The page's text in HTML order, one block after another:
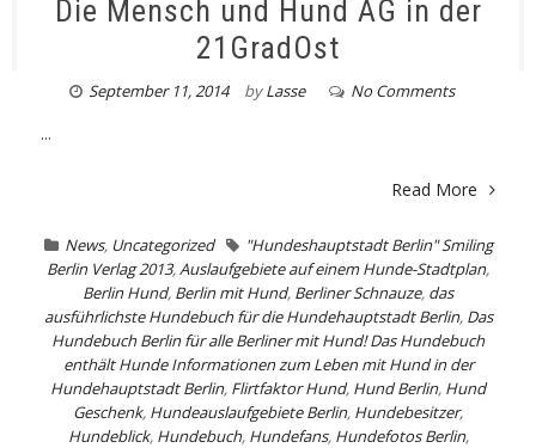
Die Mensch und Hund AG in der
21GradOst
September 11, 2014 byLasse No Comments
...
Read More
News, Uncategorized
"Hundeshauptstadt Berlin" Smiling
Berlin Verlag 2013,Auslaufgebiete auf einem Hunde-Stadtplan,
Berlin Hund, Berlin mit Hund, Berliner Schnauze, das
ausführlichste Hundebuch für die Hundehauptstadt Berlin, Das
Hundebuch Berlin für alle Berliner mit Hund! Das Hundebuch
enthält Hunde Informationen zum Leben mit Hund in der
Hundehauptstadt Berlin, Flirtfaktor Hund, Hund Berlin, Hund
Geschenk, Hundeauslaufgebiete Berlin, Hundebesitzer,
Hundeblick, Hundebuch, Hundefans, Hundefotos Berlin,